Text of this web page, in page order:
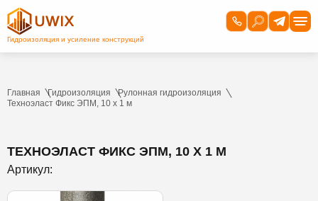
Главная Гидроизоляция
Рулонная гидроизоляция
Техноэласт Фикс ЭПМ, 10 х 1 м
ТЕХНОЭЛАСТ ФИКС ЭПМ, 10 Х 1 М
Артикул: